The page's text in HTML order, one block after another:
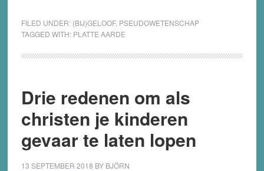
FILED UNDER: (BIJ)GELOOF, PSEUDOWETENSCHAP
TAGGED WITH: PLATTE AARDE
Drie redenen om als
christen je kinderen
gevaar te laten lopen
13 SEPTEMBER 2018 BY BJÖRN